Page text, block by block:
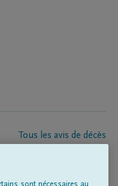
Tous les avis de décès
de pompes funèbres